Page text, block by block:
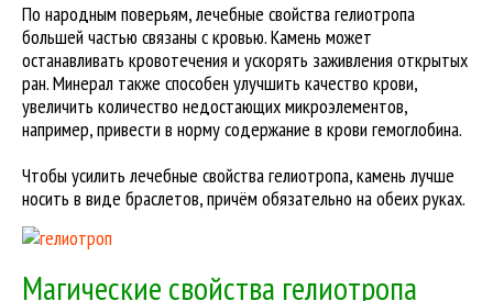
По народным поверьям, лечебные свойства гелиотропа
большей частью связаны с кровью. Камень может
останавливать кровотечения и ускорять заживления открытых
ран. Минерал также способен улучшить качество крови,
увеличить количество недостающих микроэлементов,
например, привести в норму содержание в крови гемоглобина.
Чтобы усилить лечебные свойства гелиотропа, камень лучше
носить в виде браслетов, причём обязательно на обеих руках.
Магические свойства гелиотропа